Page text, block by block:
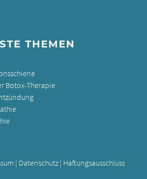
THEMEN
Botox-Therapie
| Datenschutz| Haftungsausschluss